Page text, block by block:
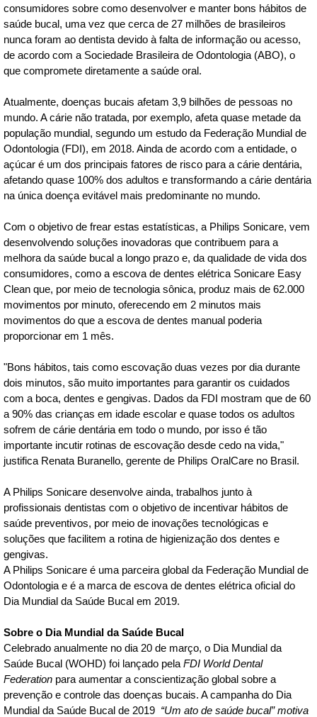
consumidores sobre como desenvolver e manter bons hábitos de
saúde bucal, uma vez que cerca de 27 milhões de brasileiros
nunca foram ao dentista devido à falta de informação ou acesso,
de acordo com a Sociedade Brasileira de Odontologia (ABO), o
que compromete diretamente a saúde oral.
Atualmente, doenças bucais afetam 3,9 bilhões de pessoas no
mundo. A cárie não tratada, por exemplo, afeta quase metade da
população mundial, segundo um estudo da Federação Mundial de
Odontologia (FDI), em 2018. Ainda de acordo com a entidade, o
açúcar é um dos principais fatores de risco para a cárie dentária,
afetando quase 100% dos adultos e transformando a cárie dentária
na única doença evitável mais predominante no mundo.
Com o objetivo de frear estas estatísticas, a Philips Sonicare, vem
desenvolvendo soluções inovadoras que contribuem para a
melhora da saúde bucal a longo prazo e, da qualidade de vida dos
consumidores, como a escova de dentes elétrica Sonicare Easy
Clean que, por meio de tecnologia sônica, produz mais de 62.000
movimentos por minuto, oferecendo em 2 minutos mais
movimentos do que a escova de dentes manual poderia
proporcionar em 1 mês.
"Bons hábitos, tais como escovação duas vezes por dia durante
dois minutos, são muito importantes para garantir os cuidados
com a boca, dentes e gengivas. Dados da FDI mostram que de 60
a 90% das crianças em idade escolar e quase todos os adultos
sofrem de cárie dentária em todo o mundo, por isso é tão
importante incutir rotinas de escovação desde cedo na vida,"
justifica Renata Buranello, gerente de Philips OralCare no Brasil.
A Philips Sonicare desenvolve ainda, trabalhos junto à
profissionais dentistas com o objetivo de incentivar hábitos de
saúde preventivos, por meio de inovações tecnológicas e
soluções que facilitem a rotina de higienização dos dentes e
gengivas.
A Philips Sonicare é uma parceira global da Federação Mundial de
Odontologia e é a marca de escova de dentes elétrica oficial do
Dia Mundial da Saúde Bucal em 2019.
Sobre o Dia Mundial da Saúde Bucal
Celebrado anualmente no dia 20 de março, o Dia Mundial da
Saúde Bucal (WOHD) foi lançado pelaFDI World Dental
Federation para aumentar a conscientização global sobre a
prevenção e controle das doenças bucais. A campanha do Dia
Mundial da Saúde Bucal de 2019 “Um ato de saúde bucal” motiva